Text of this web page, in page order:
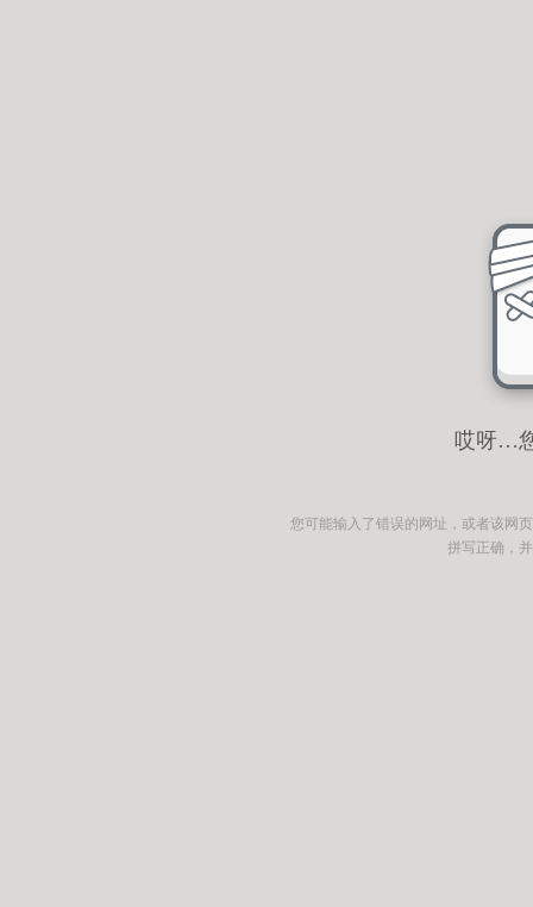
哎呀…
您可能输入了错误的网址，或者该网
拼写正确，